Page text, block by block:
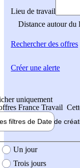
Lieu de travail
Distance autour du
Rechercherdes offres
uniquement
France Travail
filtres de Date de
création de l'offre
Un jour
Trois jours
Créer une alerte